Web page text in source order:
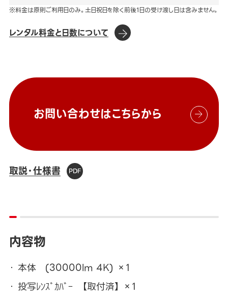
※料金は原則ご利用日のみ。土日祝日を除く前後1日の受け渡し日は含みません。
レンタル料金と日数について
お問い合わせはこちらから
取説・仕様書
内容物
本体 (30000lm 4K) ×1
投写ﾚﾝｽﾞｶﾊﾞｰ 【取付済】 ×1